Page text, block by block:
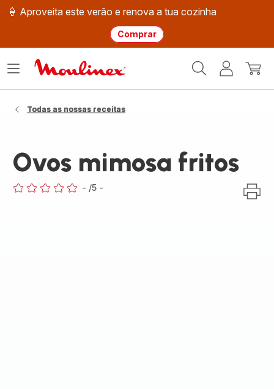
🍦 Aproveita este verão e renova a tua cozinha
Comprar
Moulinex
O
Abrir
Todas as nossas receitas
Ovos mimosa fritos
- /5 -